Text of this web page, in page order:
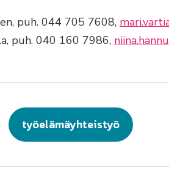
puh. 044 705 7608,
puh. 040 160 7986,
työelämäyhteistyö